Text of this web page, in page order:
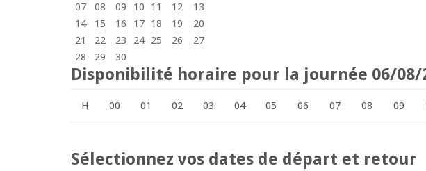
07
08 09 10 11 12
13
14
15 16 17 18 19
20
21
22 23 24 25 26
27
28
29 30
Disponibilité horaire pour la journée 06/08/
H 00 01 02 03 04 05 06 07 08 09
Sélectionnez vos dates de départ et retour